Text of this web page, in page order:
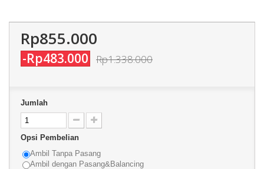
Rp855.000
-Rp483.000 Rp1.338.000
Jumlah
Opsi Pembelian
Ambil Tanpa Pasang
Ambil dengan Pasang&Balancing